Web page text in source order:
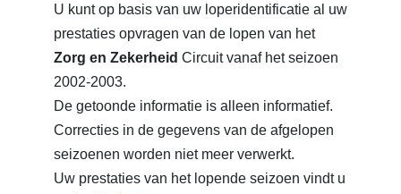
U kunt op basis van uw loperidentificatie al uw
prestaties opvragen van de lopen van het
Zorg en Zekerheid Circuit vanaf het seizoen
2002-2003.
De getoonde informatie is alleen informatief.
Correcties in de gegevens van de afgelopen
seizoenen worden niet meer verwerkt.
Uw prestaties van het lopende seizoen vindt u